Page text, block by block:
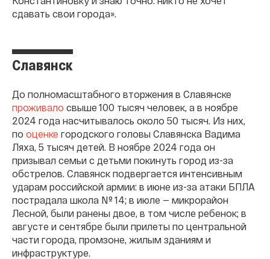
сдавать свои города».
Славянск
До полномасштабного вторжения в Славянске
проживало свыше 100 тысяч человек, а в ноябре
2024 года насчитывалось около 50 тысяч. Из них,
по оценке городского головы Славянска Вадима
Ляха, 5 тысяч детей. В ноябре 2024 года он
призывал семьи с детьми покинуть город из-за
обстрелов. Славянск подвергается интенсивным
ударам российской армии: в июне из-за атаки БПЛА
пострадала школа № 14; в июле — микрорайон
Лесной, были ранены двое, в том числе ребенок; в
августе и сентябре были прилеты по центральной
части города, промзоне, жилым зданиям и
инфраструктуре.